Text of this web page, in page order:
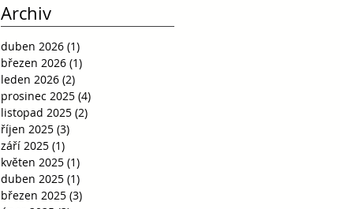
Archiv
duben 2026 (1)
březen 2026 (1)
leden 2026 (2)
prosinec 2025 (4)
listopad 2025 (2)
říjen 2025 (3)
září 2025 (1)
květen 2025 (1)
duben 2025 (1)
březen 2025 (3)